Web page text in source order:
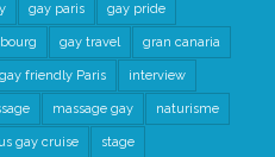
gay paris gay pride
gay travel gran canaria
friendly Paris interview
massage gay naturisme
gay cruise stage